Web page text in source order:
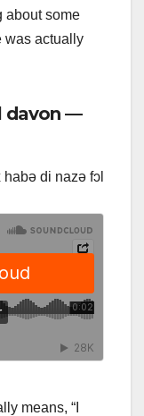
about some
was actually
davon —
di nazə fɔl
means, “I